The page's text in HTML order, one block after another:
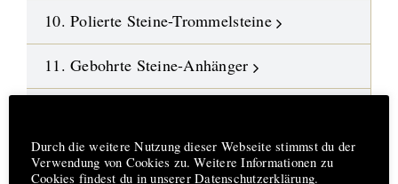
10. Polierte Steine-Trommelsteine
11. Gebohrte Steine-Anhänger
13. DIY-Schmuckteile
Durch die weitere Nutzung dieser Webseite stimmst du der
Verwendung von Cookies zu. Weitere Informationen zu
Cookies findest du in unserer Datenschutzerklärung.